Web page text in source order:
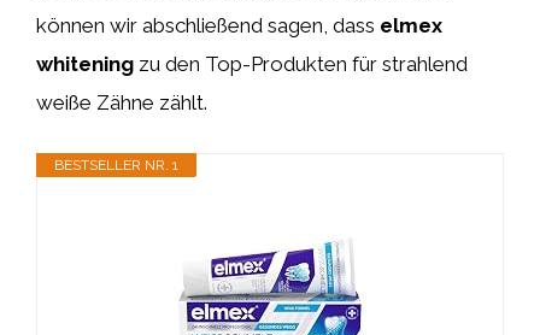
können wir abschließend sagen, dass elmex
whitening zu den Top-Produkten für strahlend
weiße Zähne zählt.
BESTSELLER NR. 1